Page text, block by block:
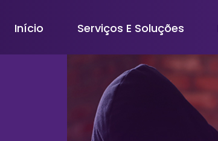
Início Serviços E Soluções